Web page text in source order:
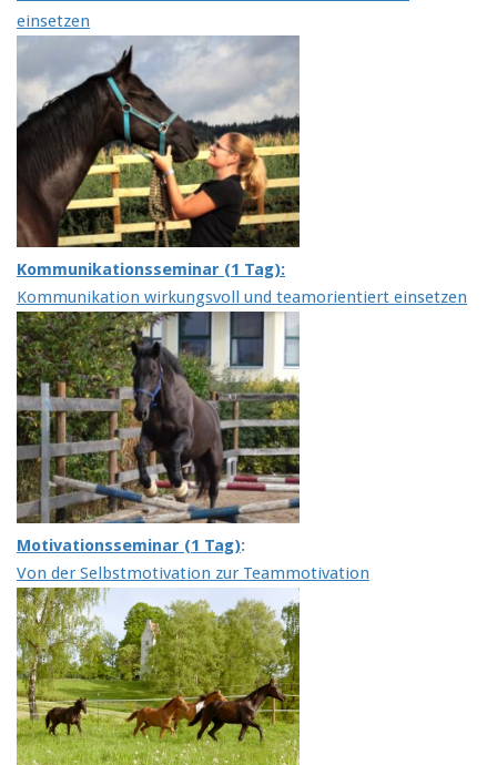
einsetzen
Kommunikationsseminar (1 Tag):
Kommunikation wirkungsvoll und teamorientiert einsetzen
Motivationsseminar (1 Tag):
Von der Selbstmotivation zur Teammotivation